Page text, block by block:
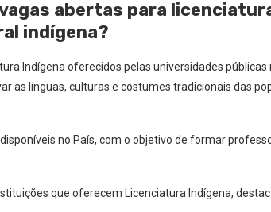
abertas para
indígena?
Indígena oferecidos pelas universidades públicas
as línguas, culturas e costumes tradicionais das
no País, com o objetivo de formar
que oferecem Licenciatura Indígena,